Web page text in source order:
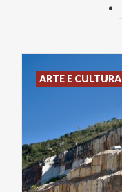
ARTE E CULTURA